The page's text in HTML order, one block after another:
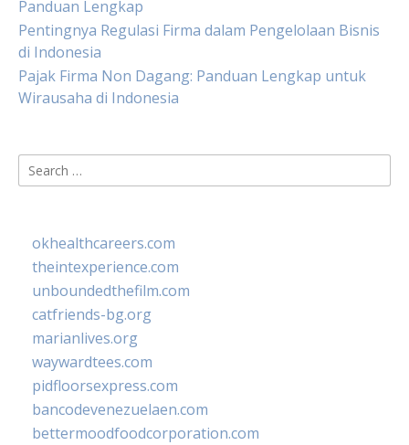
Panduan Lengkap
Pentingnya Regulasi Firma dalam Pengelolaan Bisnis
di Indonesia
Pajak Firma Non Dagang: Panduan Lengkap untuk
Wirausaha di Indonesia
Search
for:
okhealthcareers.com
theintexperience.com
unboundedthefilm.com
catfriends-bg.org
marianlives.org
waywardtees.com
pidfloorsexpress.com
bancodevenezuelaen.com
bettermoodfoodcorporation.com